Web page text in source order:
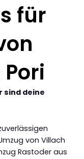
für
sind deine
von Villach
Rastoder aus